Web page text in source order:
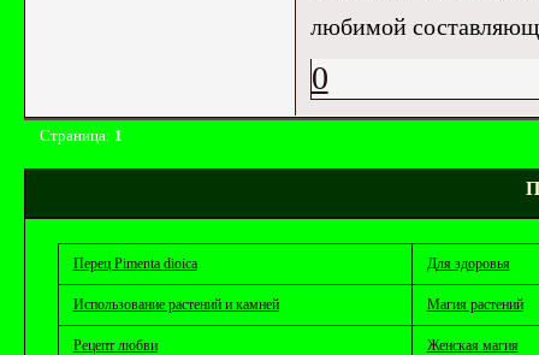
любимой
0
Страница: 1
Перец Pimenta dioica Для здоровья
Использование растений и камней Магия растений
Рецепт любви Женская магия